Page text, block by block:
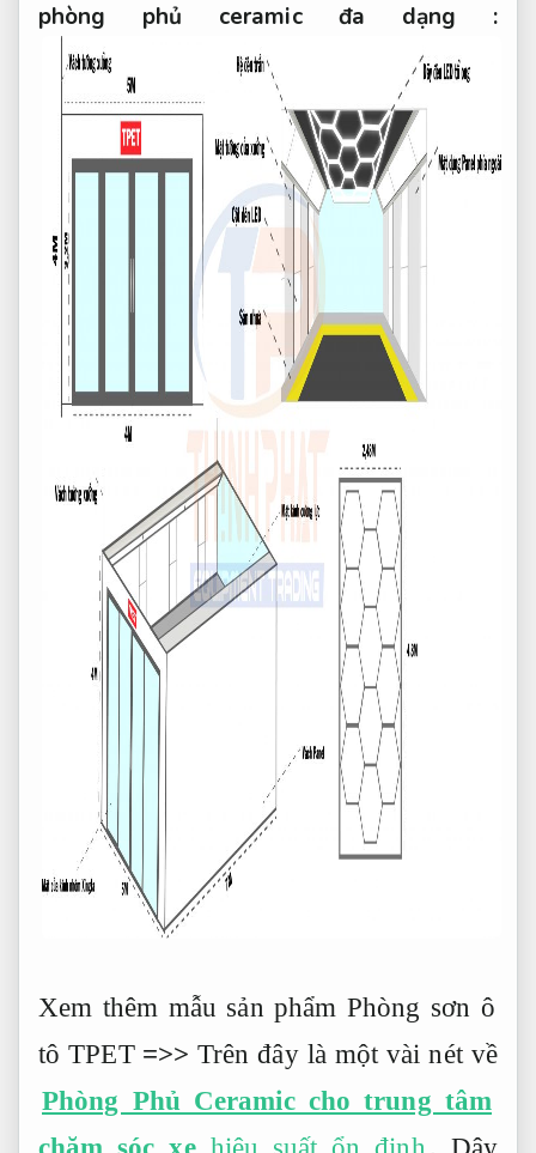
phòng phủ ceramic đa dạng :
Xem thêm mẫu sản phẩm Phòng sơn ô
tô TPET =>> Trên đây là một vài nét về
Phòng Phủ Ceramic cho trung tâm